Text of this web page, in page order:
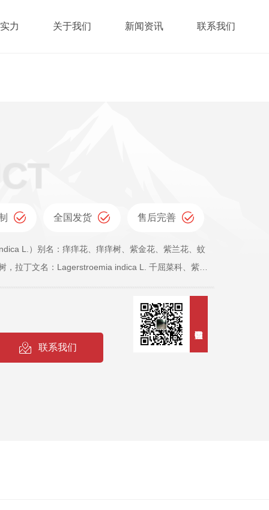
力 关于我们 新闻资讯 联系我们
全国发货 售后完善
兰花、蚊
名：Lagerstroemia indica L. 千屈菜科、紫薇
圆形或倒卵形，幼时绿色至黄色，成熟时或干燥时
约8毫米。花期6-9月，果期9-12月。 紫薇树姿优
正当夏秋少花季节，花期长，故有“百日红”之称，又
联系我们